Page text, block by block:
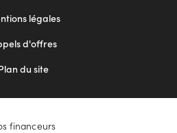
légales
d'offres
du site
financeurs